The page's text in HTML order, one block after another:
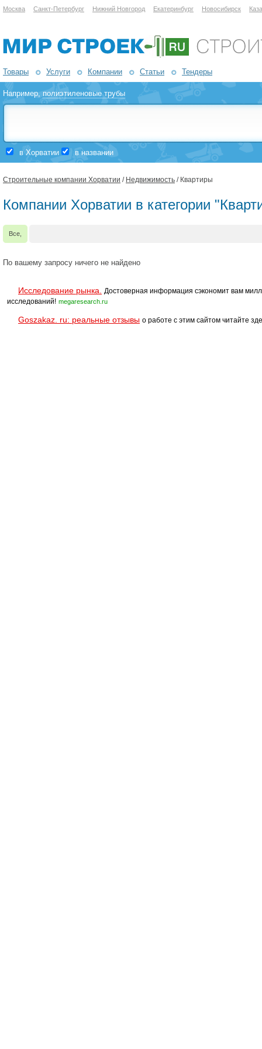
Москва Санкт-Петербург Нижний Новгород Екатеринбург Новосибирск
Товары Услуги Компании Статьи Тендеры
Например,полиэтиленовые трубы
в Хорватии в названии
Строительные компании Хорватии / Недвижимость / Квартиры
Компании Хорватии в категории
Все,
По вашему запросу ничего не найдено
Исследование рынка.
Достоверная информация сэкономит вам
исследований! megaresearch.ru
Goszakaz. ru: реальные отзывы о работе с этим сайтом читайте